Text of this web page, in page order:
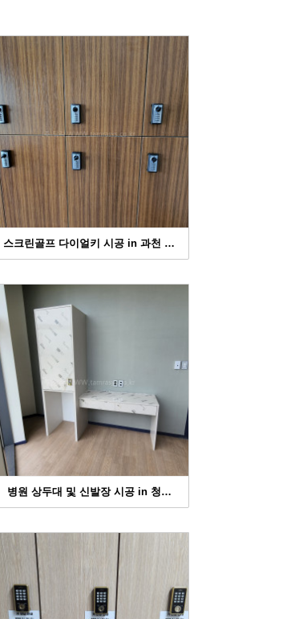
스크린골프 다이얼키 시공 in 과천 …
병원 상두대 및 신발장 시공 in 청…